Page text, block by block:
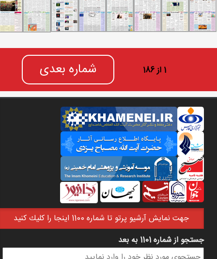
1 از 186 شماره بعدی
جهت نمايش آرشيو پرتو تا شماره 1100 اينجا را كليك كنيد
فرم جستجو
جستجو از شماره 1101 به بعد